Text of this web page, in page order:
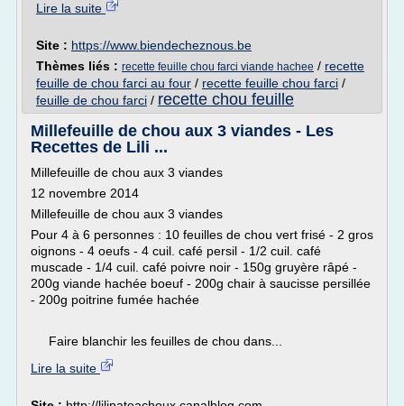
Lire la suite
Site : https://www.biendecheznous.be
Thèmes liés : recette feuille chou farci viande hachee / recette
feuille de chou farci au four / recette feuille chou farci /
feuille de chou farci / recette chou feuille
Millefeuille de chou aux 3 viandes - Les
Recettes de Lili ...
Millefeuille de chou aux 3 viandes
12 novembre 2014
Millefeuille de chou aux 3 viandes
Pour 4 à 6 personnes : 10 feuilles de chou vert frisé - 2 gros
oignons - 4 oeufs - 4 cuil. café persil - 1/2 cuil. café
muscade - 1/4 cuil. café poivre noir - 150g gruyère râpé -
200g viande hachée boeuf - 200g chair à saucisse persillée
- 200g poitrine fumée hachée
Faire blanchir les feuilles de chou dans...
Lire la suite